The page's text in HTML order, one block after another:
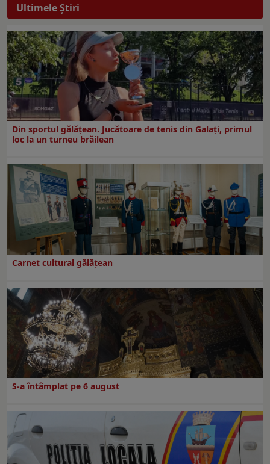
Ultimele Ştiri
Din sportul gălățean. Jucătoare de tenis din Galați, primul
loc la un turneu brăilean
Carnet cultural gălăţean
S-a întâmplat pe 6 august